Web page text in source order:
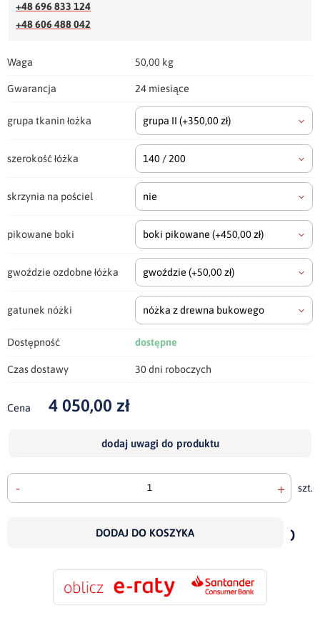
+48 696 833 124
+48 606 488 042
Waga 50,00 kg
Gwarancja 24 miesiące
grupa tkanin łożka grupa II (+350,00 zł)
szerokość łóżka 140 / 200
skrzynia na pościel nie
pikowane boki boki pikowane (+450,00 zł)
gwoździe ozdobne łóżka gwoździe (+50,00 zł)
gatunek nóżki nóżka z drewna bukowego
Dostępność dostępne
Czas dostawy 30 dni roboczych
Cena 4 050,00 zł
dodaj uwagi do produktu
- + szt.
DODAJ DO KOSZYKA
do